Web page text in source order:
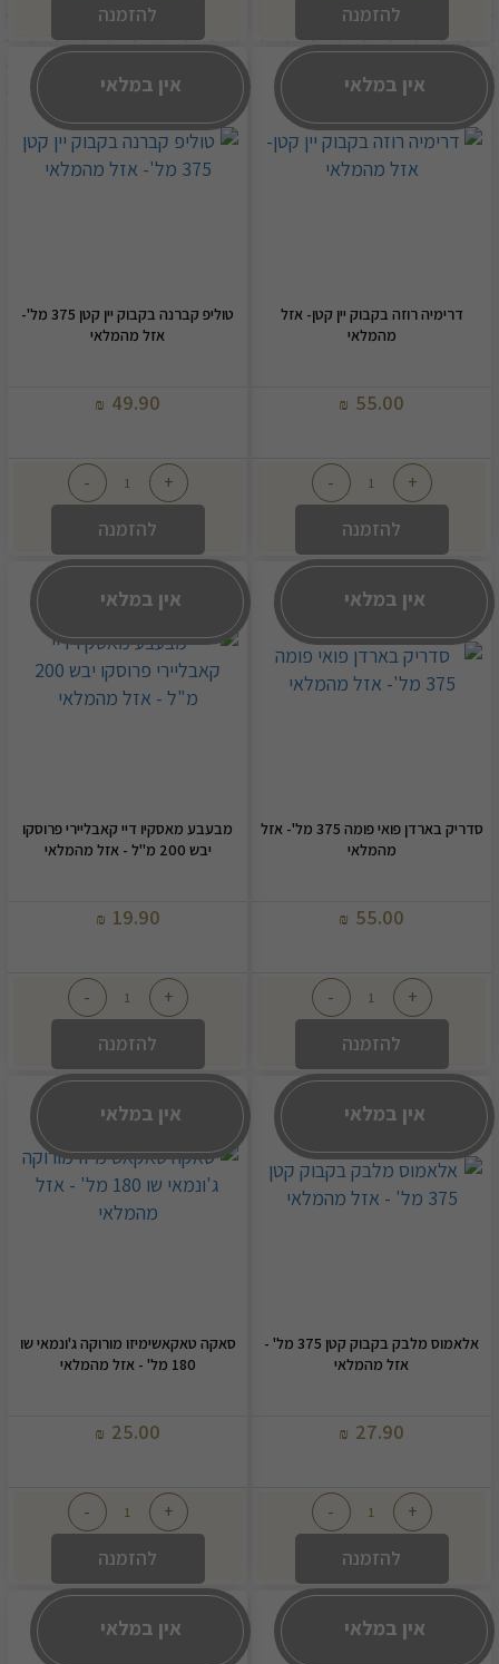
להזמנה
להזמנה
אין במלאי
דרימיה רוזה בקבוק יין קטן- אזל
מהמלאי
55.00
₪
+
-
להזמנה
אין במלאי
טוליפ קברנה בקבוק יין קטן 375 מל'-
אזל מהמלאי
49.90
₪
+
-
להזמנה
אין במלאי
סדריק בארדן פואי פומה 375 מל'- אזל
מהמלאי
55.00
₪
+
-
להזמנה
אין במלאי
מבעבע מאסקיו דיי קאבליירי פרוסקו
יבש 200 מ"ל - אזל מהמלאי
19.90
₪
+
-
להזמנה
אין במלאי
אלאמוס מלבק בקבוק קטן 375 מל' -
אזל מהמלאי
27.90
₪
+
-
להזמנה
אין במלאי
סאקה טאקאשימיזו מורוקה ג'ונמאי שו
180 מל' - אזל מהמלאי
25.00
₪
+
-
להזמנה
אין במלאי אין במלאי